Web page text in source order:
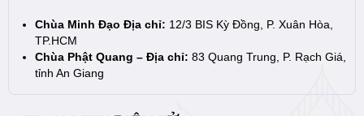
Chùa Minh Đạo Địa chỉ: 12/3 BIS Kỳ Đồng, P. Xuân Hòa,
TP.HCM
Chùa Phật Quang – Địa chỉ: 83 Quang Trung, P. Rạch Giá,
tỉnh An Giang